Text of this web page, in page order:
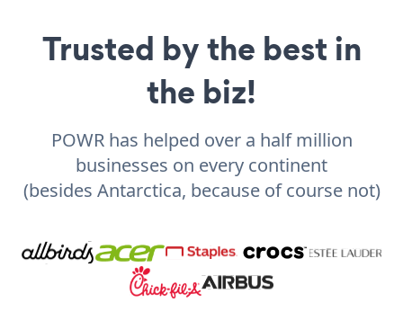
Trusted by the best in
the biz!
POWR has helped over a half million
businesses on every continent
(besides Antarctica, because of course not)